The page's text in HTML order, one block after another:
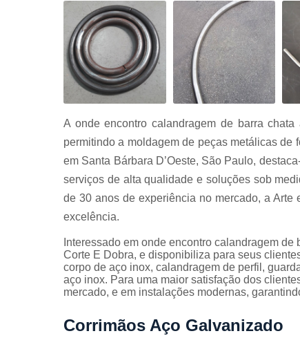
Cortes de
chapa
de tubo
Dobra de
chapas
tubo
corte
Guarda
corpos
corpos
Guarda
corpos
Guarda
corpos
A onde encontro calandragem de barra
permitindo a moldagem de peças metálicas de
em Santa Bárbara D’Oeste, São Paulo,
serviços de alta qualidade e soluções sob
de 30 anos de experiência no mercado, a Arte
excelência.
Interessado em onde encontro calandragem
Corte E Dobra, e disponibiliza para seus
corpo de aço inox, calandragem de perfil,
aço inox. Para uma maior satisfação dos
mercado, e em instalações modernas,
Corrimãos Aço Galvanizado